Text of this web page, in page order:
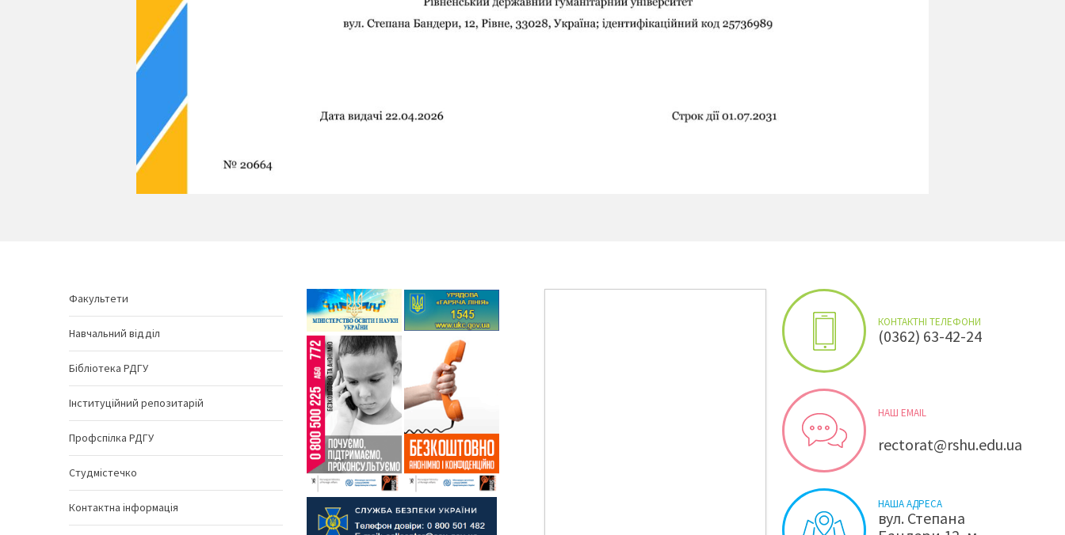
Факультети
Навчальний відділ
Бібліотека РДГУ
Інституційний репозитарій
Профспілка РДГУ
Студмістечко
Контактна інформація
КОНТАКТНІ ТЕЛЕФОНИ
(0362) 63-42-24
НАШ EMAIL
rectorat@rshu.edu.ua
НАША АДРЕСА
вул. Степана